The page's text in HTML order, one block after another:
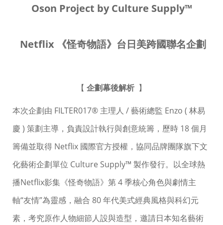
Oson Project by Culture Supply™
Netflix 《怪奇物語》台日美跨國聯名企劃
【 企劃幕後解析 】
本次企劃由 FILTER017® 主理人 / 藝術總監 Enzo ( 林易
慶 ) 策劃主導，負責設計執行與創意統籌，歷時 18 個月
籌備並取得 Netflix 國際官方授權，協同品牌團隊旗下文
化藝術企劃單位 Culture Supply™ 製作發行。以全球熱
播Netflix影集《怪奇物語》第 4 季核心角色與劇情主
軸“友情”為靈感，融合 80 年代美式經典風格與科幻元
素，考究原作人物細節人設與造型，邀請日本知名藝術